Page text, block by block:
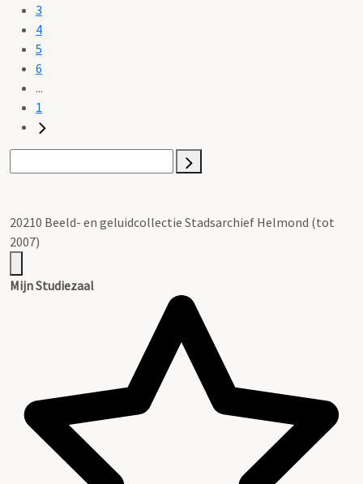
3
4
5
6
...
1
20210 Beeld- en geluidcollectie Stadsarchief Helmond (tot
2007)
Mijn Studiezaal